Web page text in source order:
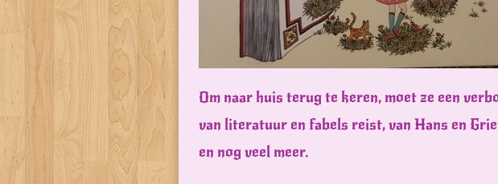
Om naar huis terug te keren, moet ze een
van literatuur en fabels reist, van Hans en
en nog veel meer.